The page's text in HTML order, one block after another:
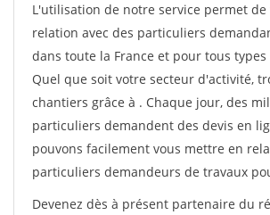
L'utilisation de notre service permet
relation avec des particuliers
dans toute la France et pour tous types
Quel que soit votre secteur d'activité,
chantiers grâce à . Chaque jour, des
particuliers demandent des devis en
pouvons facilement vous mettre en
particuliers demandeurs de travaux
Devenez dès à présent partenaire du